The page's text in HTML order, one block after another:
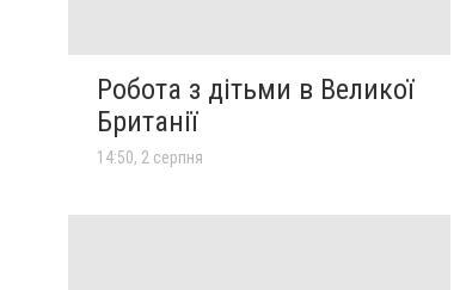
Робота з дітьми в Великої
Британії
14:50, 2 серпня